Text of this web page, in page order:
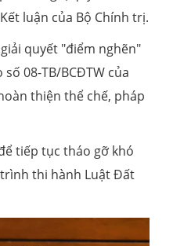
luận của Bộ Chính trị.
quyết "điểm nghẽn"
08-TB/BCĐTW của
thiện thể chế, pháp
tiếp tục tháo gỡ khó
thi hành Luật Đất